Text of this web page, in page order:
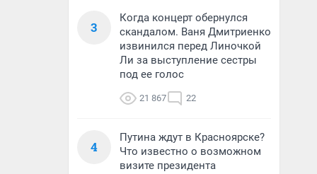
3
Когда концерт обернулся
скандалом. Ваня Дмитриенко
извинился перед Линочкой
Ли за выступление сестры
под ее голос
21 867 22
4
Путина ждут в Красноярске?
Что известно о возможном
визите президента